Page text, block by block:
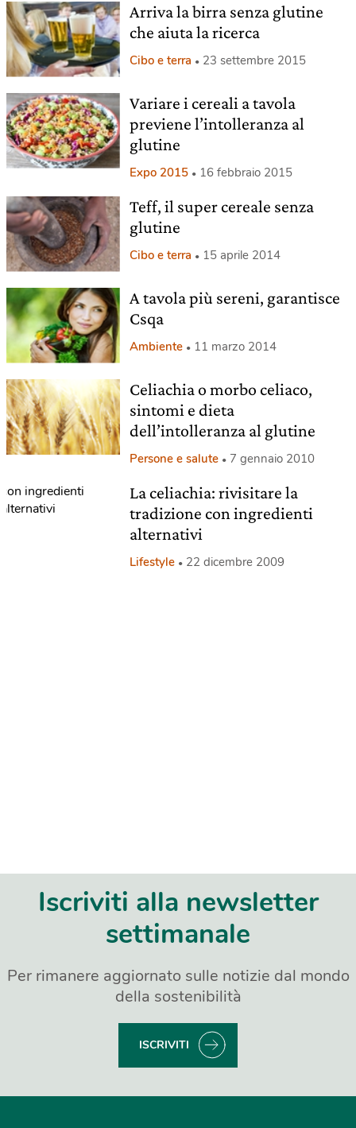
Arriva la birra senza glutine
che aiuta la ricerca
Cibo e terra 23 settembre 2015
Variare i cereali a tavola
previene l’intolleranza al
glutine
Expo 2015 16 febbraio 2015
Teff, il super cereale senza
glutine
Cibo e terra 15 aprile 2014
A tavola più sereni, garantisce
Csqa
Ambiente 11 marzo 2014
Celiachia o morbo celiaco,
sintomi e dieta
dell’intolleranza al glutine
Persone e salute 7 gennaio 2010
La celiachia: rivisitare la
tradizione con ingredienti
alternativi
Lifestyle 22 dicembre 2009
Iscriviti alla newsletter
settimanale
Per rimanere aggiornato sulle notizie dal mondo
della sostenibilità
ISCRIVITI